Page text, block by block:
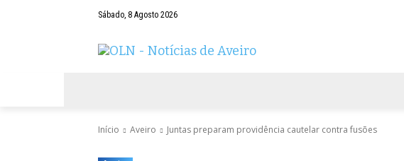
Sábado, 8 Agosto 2026
Início Aveiro Juntas preparam providência cautelar contra fusões